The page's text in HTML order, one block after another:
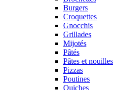
Burgers
Croquettes
Gnocchis
Grillades
Mijotés
Pâtés
Pâtes et nouilles
Pizzas
Poutines
Quiches